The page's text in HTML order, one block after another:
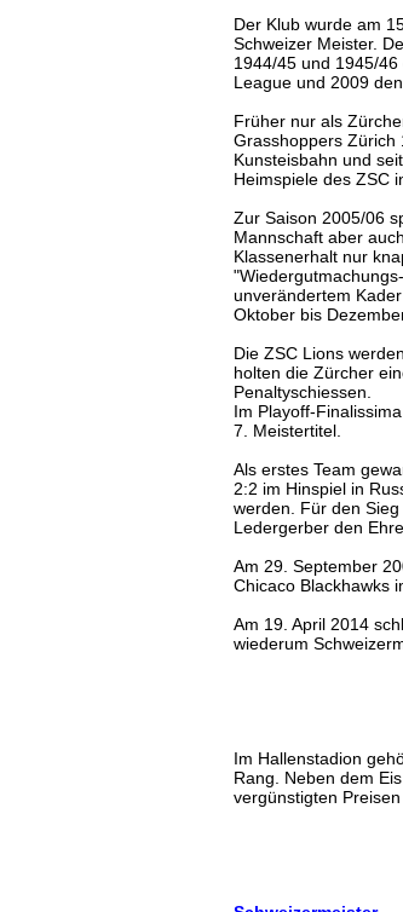
Der Klub wurde am
Schweizer Meister.
1944/45 und 1945/
League und 2009
Früher nur als
Grasshoppers Zürich
Kunsteisbahn und
Heimspiele des ZSC
Zur Saison 2005/06
Mannschaft aber
Klassenerhalt nur
unverändertem
Oktober bis
Die ZSC Lions
holten die Zürcher
Penaltyschiessen.
Im Playoff-
7. Meistertitel.
Als erstes Team
2:2 im Hinspiel in
werden. Für den
Ledergerber den
Am 29. September
Chicaco Blackhawks
Am 19. April 2014
wiederum
Im Hallenstadion
Rang. Neben dem
vergünstigten